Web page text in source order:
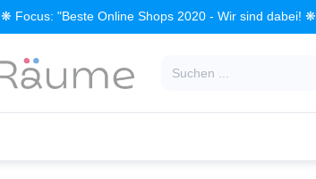
❋ Focus: "Beste Online Shops 2020 - Wir sind dabei! ❋